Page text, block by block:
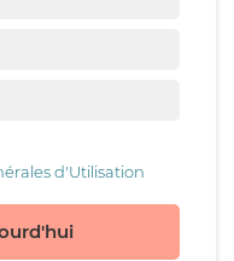
d'Utilisation